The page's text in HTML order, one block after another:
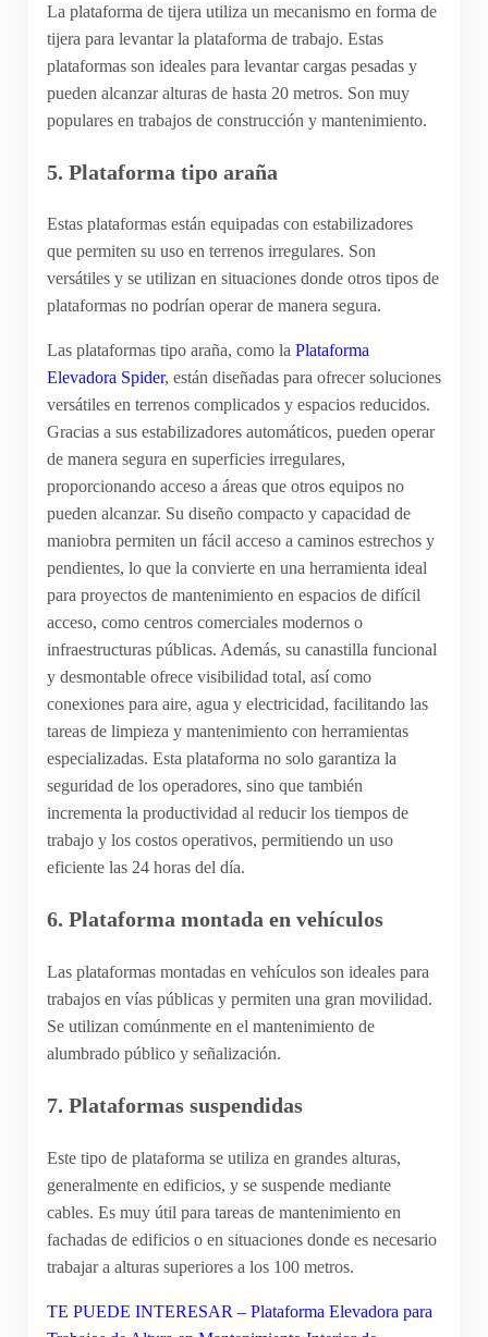
La plataforma de tijera utiliza un mecanismo en forma de
tijera para levantar la plataforma de trabajo. Estas
plataformas son ideales para levantar cargas pesadas y
pueden alcanzar alturas de hasta 20 metros. Son muy
populares en trabajos de construcción y mantenimiento.
5. Plataforma tipo araña
Estas plataformas están equipadas con estabilizadores
que permiten su uso en terrenos irregulares. Son
versátiles y se utilizan en situaciones donde otros tipos de
plataformas no podrían operar de manera segura.
Las plataformas tipo araña, como la Plataforma
Elevadora Spider, están diseñadas para ofrecer soluciones
versátiles en terrenos complicados y espacios reducidos.
Gracias a sus estabilizadores automáticos, pueden operar
de manera segura en superficies irregulares,
proporcionando acceso a áreas que otros equipos no
pueden alcanzar. Su diseño compacto y capacidad de
maniobra permiten un fácil acceso a caminos estrechos y
pendientes, lo que la convierte en una herramienta ideal
para proyectos de mantenimiento en espacios de difícil
acceso, como centros comerciales modernos o
infraestructuras públicas. Además, su canastilla funcional
y desmontable ofrece visibilidad total, así como
conexiones para aire, agua y electricidad, facilitando las
tareas de limpieza y mantenimiento con herramientas
especializadas. Esta plataforma no solo garantiza la
seguridad de los operadores, sino que también
incrementa la productividad al reducir los tiempos de
trabajo y los costos operativos, permitiendo un uso
eficiente las 24 horas del día.
6. Plataforma montada en vehículos
Las plataformas montadas en vehículos son ideales para
trabajos en vías públicas y permiten una gran movilidad.
Se utilizan comúnmente en el mantenimiento de
alumbrado público y señalización.
7. Plataformas suspendidas
Este tipo de plataforma se utiliza en grandes alturas,
generalmente en edificios, y se suspende mediante
cables. Es muy útil para tareas de mantenimiento en
fachadas de edificios o en situaciones donde es necesario
trabajar a alturas superiores a los 100 metros.
TE PUEDE INTERESAR – Plataforma Elevadora para